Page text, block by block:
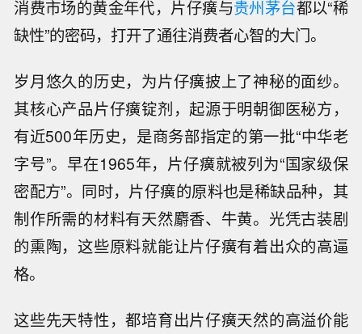
消费市场的黄金年代，片仔癀与贵州茅台都以“稀
缺性”的密码，打开了通往消费者心智的大门。
岁月悠久的历史，为片仔癀披上了神秘的面纱。
其核心产品片仔癀锭剂，起源于明朝御医秘方，
有近500年历史，是商务部指定的第一批“中华老
字号”。早在1965年，片仔癀就被列为“国家级保
密配方”。同时，片仔癀的原料也是稀缺品种，其
制作所需的材料有天然麝香、牛黄。光凭古装剧
的熏陶，这些原料就能让片仔癀有着出众的高逼
格。
这些先天特性，都培育出片仔癀天然的高溢价能